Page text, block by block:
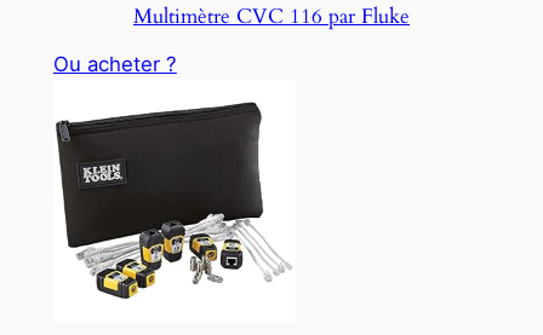
Multimètre CVC 116 par Fluke
Ou acheter ?